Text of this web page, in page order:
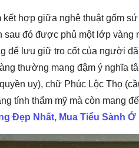
hợp giữa nghệ thuật gốm
đó được phủ một lớp
để lưu giữ tro cốt của người
thường mang đậm ý nghĩa
uy), chữ Phúc Lộc Thọ
tính thẩm mỹ mà còn mang
Đẹp Nhất, Mua Tiểu Sành